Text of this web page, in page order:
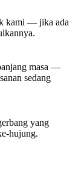
kami — jika ada
masa —
sedang
yang
hujung.